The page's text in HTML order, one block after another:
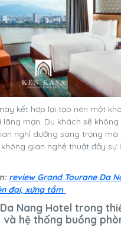
kết hợp lại tạo nên một
lãng mạn. Du khách sẽ không
nghỉ dưỡng sang trọng mà
gian nghệ thuật đầy sự
review Grand Tourane Da
đại, xứng tầm
Nang Hotel trong
và hệ thống buồng